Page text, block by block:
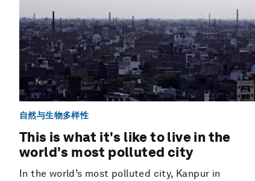
自然与生物多样性
This is what it's like to live in the
world's most polluted city
In the world’s most polluted city, Kanpur in